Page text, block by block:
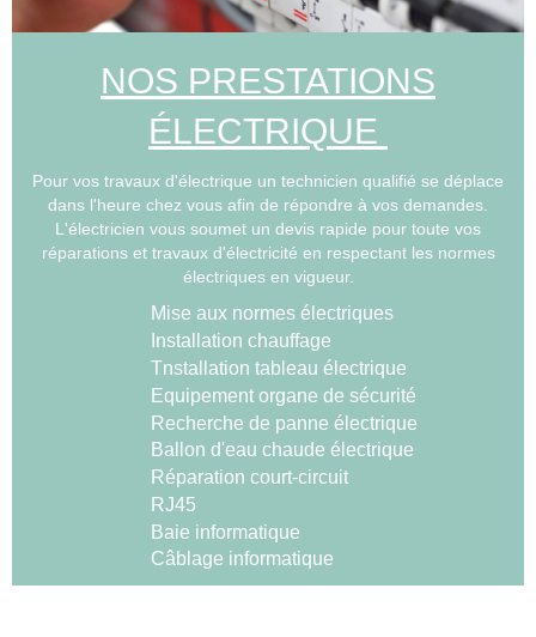
NOS PRESTATIONS
ÉLECTRIQUE
Pour vos travaux d'électrique un technicien qualifié se déplace
dans l'heure chez vous afin de répondre à vos demandes.
L'électricien vous soumet un devis rapide pour toute vos
réparations et travaux d'électricité en respectant les normes
électriques en vigueur.
Mise aux normes électriques
Installation chauffage
Tnstallation tableau électrique
Equipement organe de sécurité
Recherche de panne électrique
Ballon d'eau chaude électrique
Réparation court-circuit
RJ45
Baie informatique
Câblage informatique